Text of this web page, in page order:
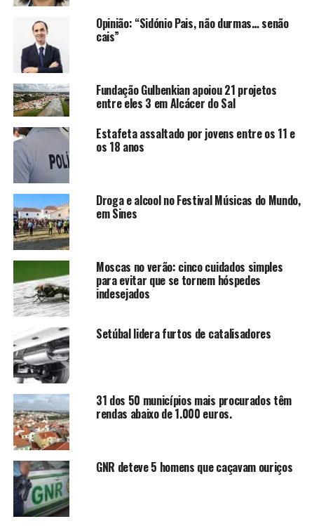
Opinião: “Sidónio Pais, não durmas… senão
cais”
Fundação Gulbenkian apoiou 21 projetos
entre eles 3 em Alcácer do Sal
Estafeta assaltado por jovens entre os 11 e
os 18 anos
Droga e alcool no Festival Músicas do Mundo,
em Sines
Moscas no verão: cinco cuidados simples
para evitar que se tornem hóspedes
indesejados
Setúbal lidera furtos de catalisadores
31 dos 50 municípios mais procurados têm
rendas abaixo de 1.000 euros.
GNR deteve 5 homens que caçavam ouriços